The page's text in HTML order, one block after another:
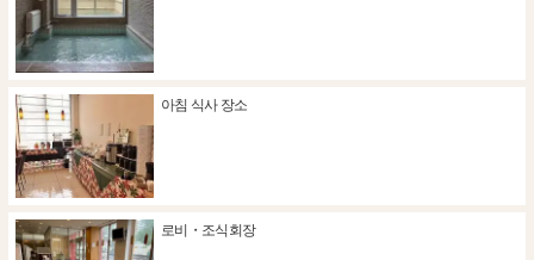
아침 식사 장소
로비・조식회장